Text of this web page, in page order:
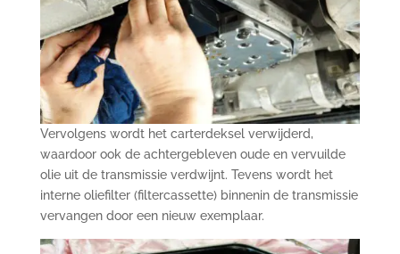
Vervolgens wordt het carterdeksel verwijderd,
waardoor ook de achtergebleven oude en vervuilde
olie uit de transmissie verdwijnt. Tevens wordt het
interne oliefilter (filtercassette) binnenin de transmissie
vervangen door een nieuw exemplaar.